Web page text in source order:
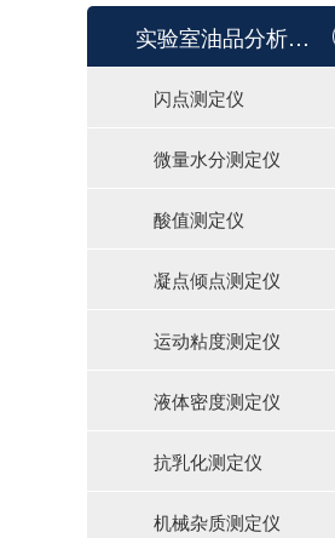
实验室油品分析仪器
闪点测定仪
微量水分测定仪
酸值测定仪
凝点倾点测定仪
运动粘度测定仪
液体密度测定仪
抗乳化测定仪
机械杂质测定仪